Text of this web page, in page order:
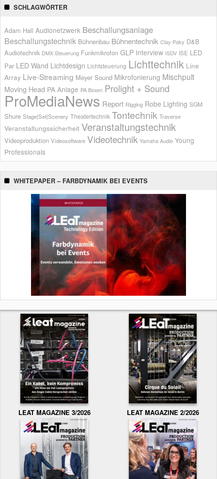
SCHLAGWÖRTER
Adam Hall Audionetzwerk Beschallungsanlage
Beschallungstechnik Bühnenbau Bühnentechnik Clay Paky D&B
Audiotechnik DMX Steuerung Funkmikrofon GLP Interview ISDV ISE LED
Par LED Wand Lichtdesign Lichtsteuerung Lichttechnik Line
Array Live-Streaming Meyer Sound Mikrofonierung Mischpult
Moving Head PA Anlage PA Boxen Prolight + Sound
ProMediaNews Report Rigging Robe Lighting SGM
Shure Stage|Set|Scenery Theatertechnik Tontechnik Traverse
Veranstaltungssicherheit Veranstaltungstechnik
Videoproduktion Videosoftware Videotechnik Yamaha Audio Young
Professionals
WHITEPAPER – FARBDYNAMIK BEI EVENTS
LEAT MAGAZINE 3/2026 LEAT MAGAZINE 2/2026